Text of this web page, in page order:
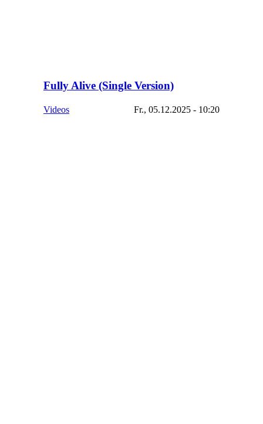
Fully Alive (Single Version)
Videos Fr., 05.12.2025 - 10:20